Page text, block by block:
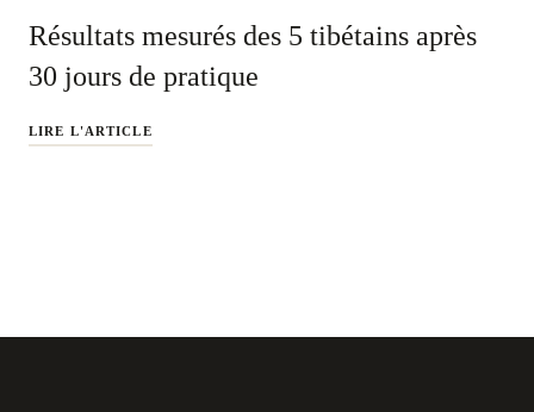
Résultats mesurés des 5 tibétains après
30 jours de pratique
LIRE L'ARTICLE